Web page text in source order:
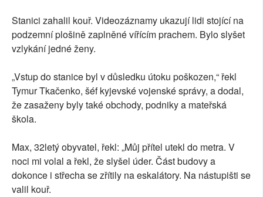
Stanici zahalil kouř. Videozáznamy ukazují lidi stojící na
podzemní plošině zaplněné vířícím prachem. Bylo slyšet
vzlykání jedné ženy.
„Vstup do stanice byl v důsledku útoku poškozen,“ řekl
Tymur Tkačenko, šéf kyjevské vojenské správy, a dodal,
že zasaženy byly také obchody, podniky a mateřská
škola.
Max, 32letý obyvatel, řekl: „Můj přítel utekl do metra. V
noci mi volal a řekl, že slyšel úder. Část budovy a
dokonce i střecha se zřítily na eskalátory. Na nástupišti se
valil kouř.